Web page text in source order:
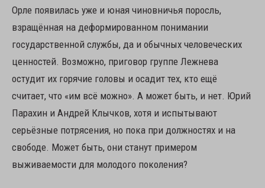
Орле появилась уже и юная чиновничья поросль,
взращённая на деформированном понимании
государственной службы, да и обычных человеческих
ценностей. Возможно, приговор группе Лежнева
остудит их горячие головы и осадит тех, кто ещё
считает, что «им всё можно». А может быть, и нет. Юрий
Парахин и Андрей Клычков, хотя и испытывают
серьёзные потрясения, но пока при должностях и на
свободе. Может быть, они станут примером
выживаемости для молодого поколения?